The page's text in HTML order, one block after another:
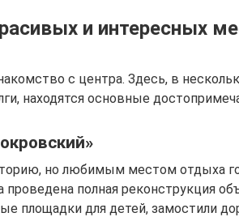
и интересных
с центра. Здесь, в
находятся основные
но любимым местом отдыха
проведена полная реконструкция
площадки для детей, замостили